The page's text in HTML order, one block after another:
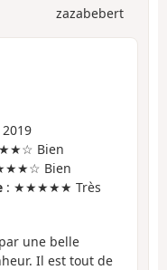
zazabebert
Bien
Bien
: ★★★★★ Très
une belle
Il est tout de